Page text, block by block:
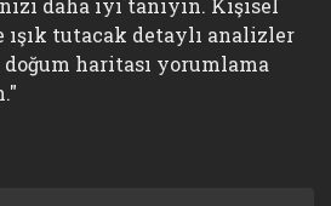
daha iyi tanıyın. Kişisel
tutacak detaylı analizler
haritası yorumlama